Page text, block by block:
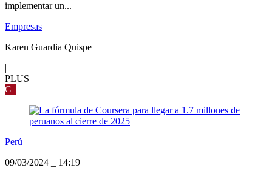
implementar un...
Empresas
Karen Guardia Quispe
|
PLUS
G
Perú
09/03/2024
14:19